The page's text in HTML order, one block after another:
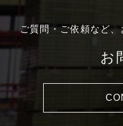
ご質問・ご依頼など
お